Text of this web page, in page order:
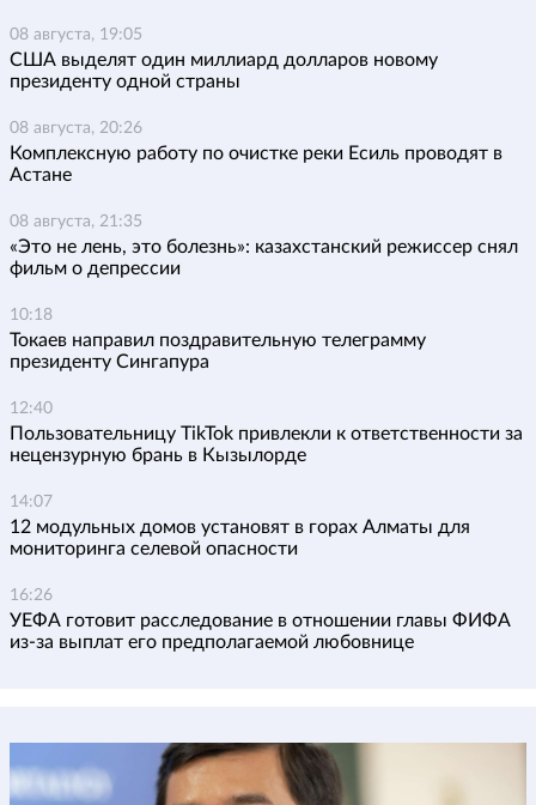
08 августа, 19:05
США выделят один миллиард долларов новому
президенту одной страны
08 августа, 20:26
Комплексную работу по очистке реки Есиль проводят в
Астане
08 августа, 21:35
«Это не лень, это болезнь»: казахстанский режиссер снял
фильм о депрессии
10:18
Токаев направил поздравительную телеграмму
президенту Сингапура
12:40
Пользовательницу TikTok привлекли к ответственности за
нецензурную брань в Кызылорде
14:07
12 модульных домов установят в горах Алматы для
мониторинга селевой опасности
16:26
УЕФА готовит расследование в отношении главы ФИФА
из-за выплат его предполагаемой любовнице